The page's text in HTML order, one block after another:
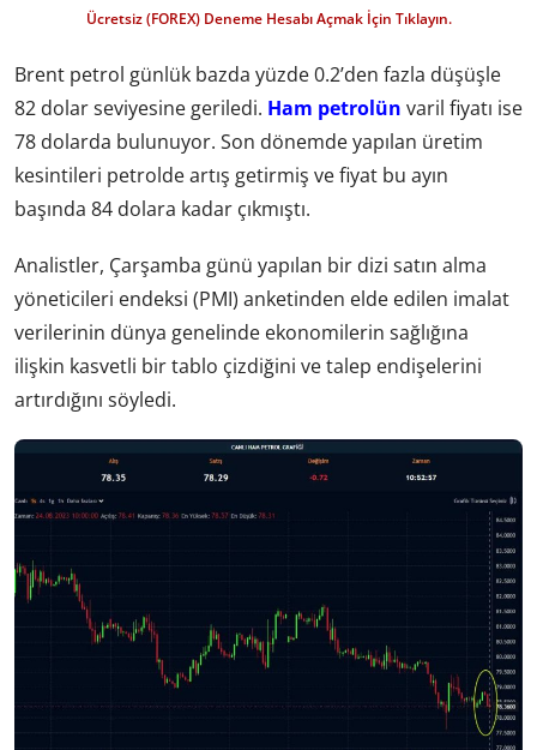
Ücretsiz (FOREX) Deneme Hesabı Açmak İçin Tıklayın.
Brent petrol günlük bazda yüzde 0.2’den fazla düşüşle
82 dolar seviyesine geriledi. Ham petrolün varil fiyatı ise
78 dolarda bulunuyor. Son dönemde yapılan üretim
kesintileri petrolde artış getirmiş ve fiyat bu ayın
başında 84 dolara kadar çıkmıştı.
Analistler, Çarşamba günü yapılan bir dizi satın alma
yöneticileri endeksi (PMI) anketinden elde edilen imalat
verilerinin dünya genelinde ekonomilerin sağlığına
ilişkin kasvetli bir tablo çizdiğini ve talep endişelerini
artırdığını söyledi.